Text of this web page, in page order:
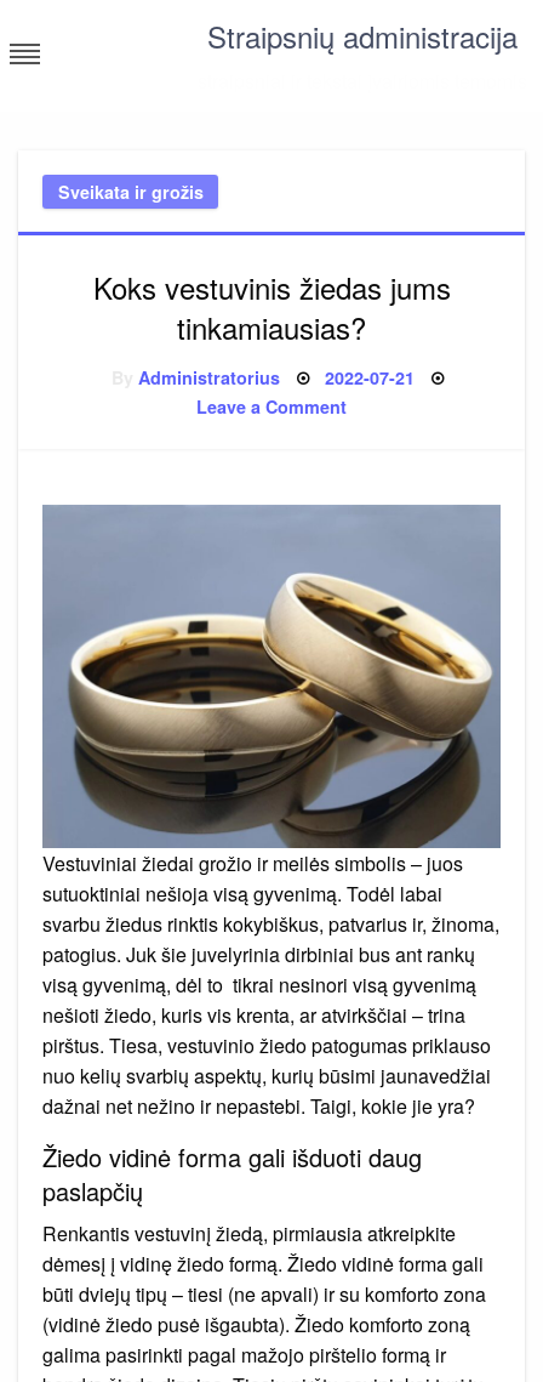
to
content
Straipsnių administracija
Sveikata ir grožis
Koks vestuvinis žiedas jums
tinkamiausias?
Administratorius Posted
2022-07-21
Leave a Commenton
Vestuviniai žiedai grožio ir meilės simbolis – juos
sutuoktiniai nešioja visą gyvenimą. Todėl labai
svarbu žiedus rinktis kokybiškus, patvarius ir, žinoma,
patogius. Juk šie juvelyrinia dirbiniai bus ant rankų
visą gyvenimą, dėl to tikrai nesinori visą gyvenimą
nešioti žiedo, kuris vis krenta, ar atvirkščiai – trina
pirštus. Tiesa, vestuvinio žiedo patogumas priklauso
nuo kelių svarbių aspektų, kurių būsimi jaunavedžiai
dažnai net nežino ir nepastebi. Taigi, kokie jie yra?
Žiedo vidinė forma gali išduoti daug
paslapčių
Renkantis vestuvinį žiedą, pirmiausia atkreipkite
dėmesį į vidinę žiedo formą. Žiedo vidinė forma gali
būti dviejų tipų – tiesi (ne apvali) ir su komforto zona
(vidinė žiedo pusė išgaubta). Žiedo komforto zoną
galima pasirinkti pagal mažojo pirštelio formą ir